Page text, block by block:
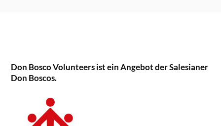
Don Bosco Volunteers ist ein Angebot der Salesianer
Don Boscos.